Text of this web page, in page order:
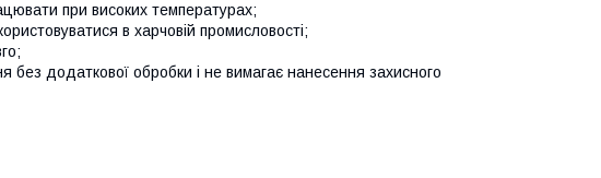
при високих температурах;
в харчовій промисловості;
без додаткової обробки і не вимагає нанесення захисного